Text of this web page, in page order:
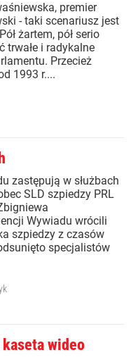
premier
- taki scenariusz jest
żartem, pół serio
trwałe i radykalne
Przecież
1993 r....
zastępują w służbach
SLD szpiedzy PRL
Wywiadu wrócili
szpiedzy z czasów
specjalistów
wideo